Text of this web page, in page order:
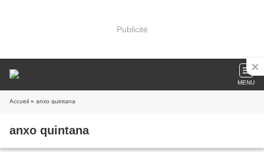
Publicité
MENU
Accueil » anxo quintana
anxo quintana